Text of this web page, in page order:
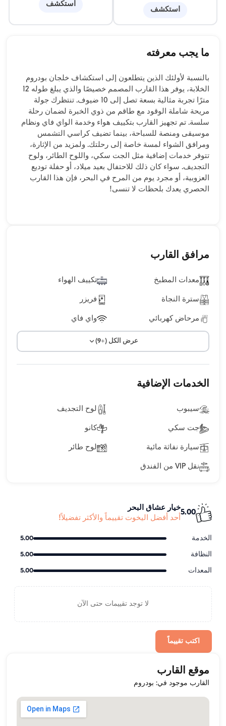
استكشف
استكشف
ما يجب معرفته
بالنسبة لأولئك الذين يتطلعون إلى استكشاف خلجان بودروم
الخلابة، يوفر هذا القارب المصمم خصيصًا والذي يبلغ طوله 12
مترًا تجربة مثالية بسعة تصل إلى 10 ضيوف. تنتظرك جولة
مريحة شاملة الوقود مع طاقم من ذوي الخبرة لضمان رحلة
سلسة. تم تجهيز القارب بتكييف هواء وخدمة الواي فاي ونظام
موسيقى ومنصة للسباحة، بينما تضيف كراسي التشمس
ومرافق الشواء لمسة خاصة إلى رحلتك. ولمزيد من الإثارة،
تتوفر خدمات إضافية مثل الجت سكي، واللوح الطائر، ولوح
التجديف. سواء كان ذلك للاحتفال بعيد ميلاد، أو حفلة توديع
العزوبية، أو مجرد يوم من المرح في البحر، فإن هذا القارب
الحصري يعدك بلحظات لا تنسى!
مرافق القارب
معدات المطبخ تكييف الهواء
سترة النجاة فريزر
مرحاض كهربائي واي فاي
عرض الكل (+9)
الخدمات الإضافية
سيبوب لوح التجديف
جت سكي كانو
سيارة نفاثة مائية لوح طائر
نقل VIP من الفندق
5.00
خيار عشاق البحر
أحد أفضل اليخوت تقييماً والأكثر تفضيلاً!
الخدمة 5.00
النظافة 5.00
المعدات 5.00
لا توجد تقييمات حتى الآن
اكتب تقييماً
موقع القارب
القارب موجود في: بودروم